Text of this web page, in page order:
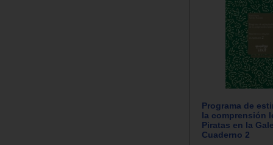
Programa de
la comprensión
Piratas en la
Cuaderno 2